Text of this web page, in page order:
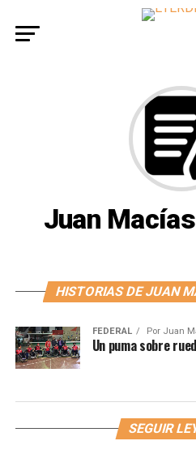
Juan
HISTORIAS DE JUAN
FEDERAL Por Juan
Un puma sobre
SEGUIR